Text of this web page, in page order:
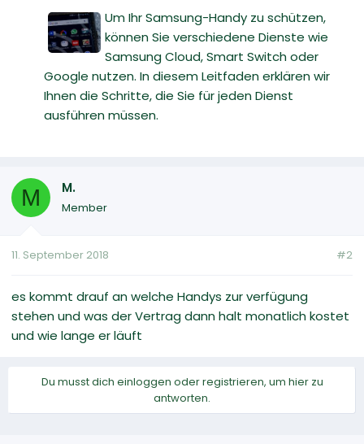
Um Ihr Samsung-Handy zu schützen,
können Sie verschiedene Dienste wie
Samsung Cloud, Smart Switch oder
Google nutzen. In diesem Leitfaden erklären wir
Ihnen die Schritte, die Sie für jeden Dienst
ausführen müssen.
M M.
Member
11. September 2018 #2
es kommt drauf an welche Handys zur verfügung
stehen und was der Vertrag dann halt monatlich kostet
und wie lange er läuft
Du musst dich einloggen oder registrieren, um hier zu
antworten.